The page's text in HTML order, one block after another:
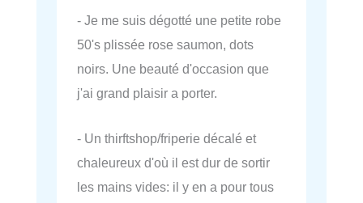
- Je me suis dégotté une petite robe
50's plissée rose saumon, dots
noirs. Une beauté d'occasion que
j'ai grand plaisir a porter.
- Un thirftshop/friperie décalé et
chaleureux d'où il est dur de sortir
les mains vides: il y en a pour tous